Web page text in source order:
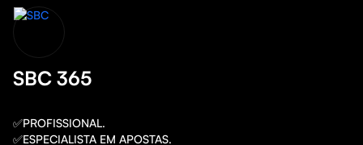
SBC 365
✅PROFISSIONAL.